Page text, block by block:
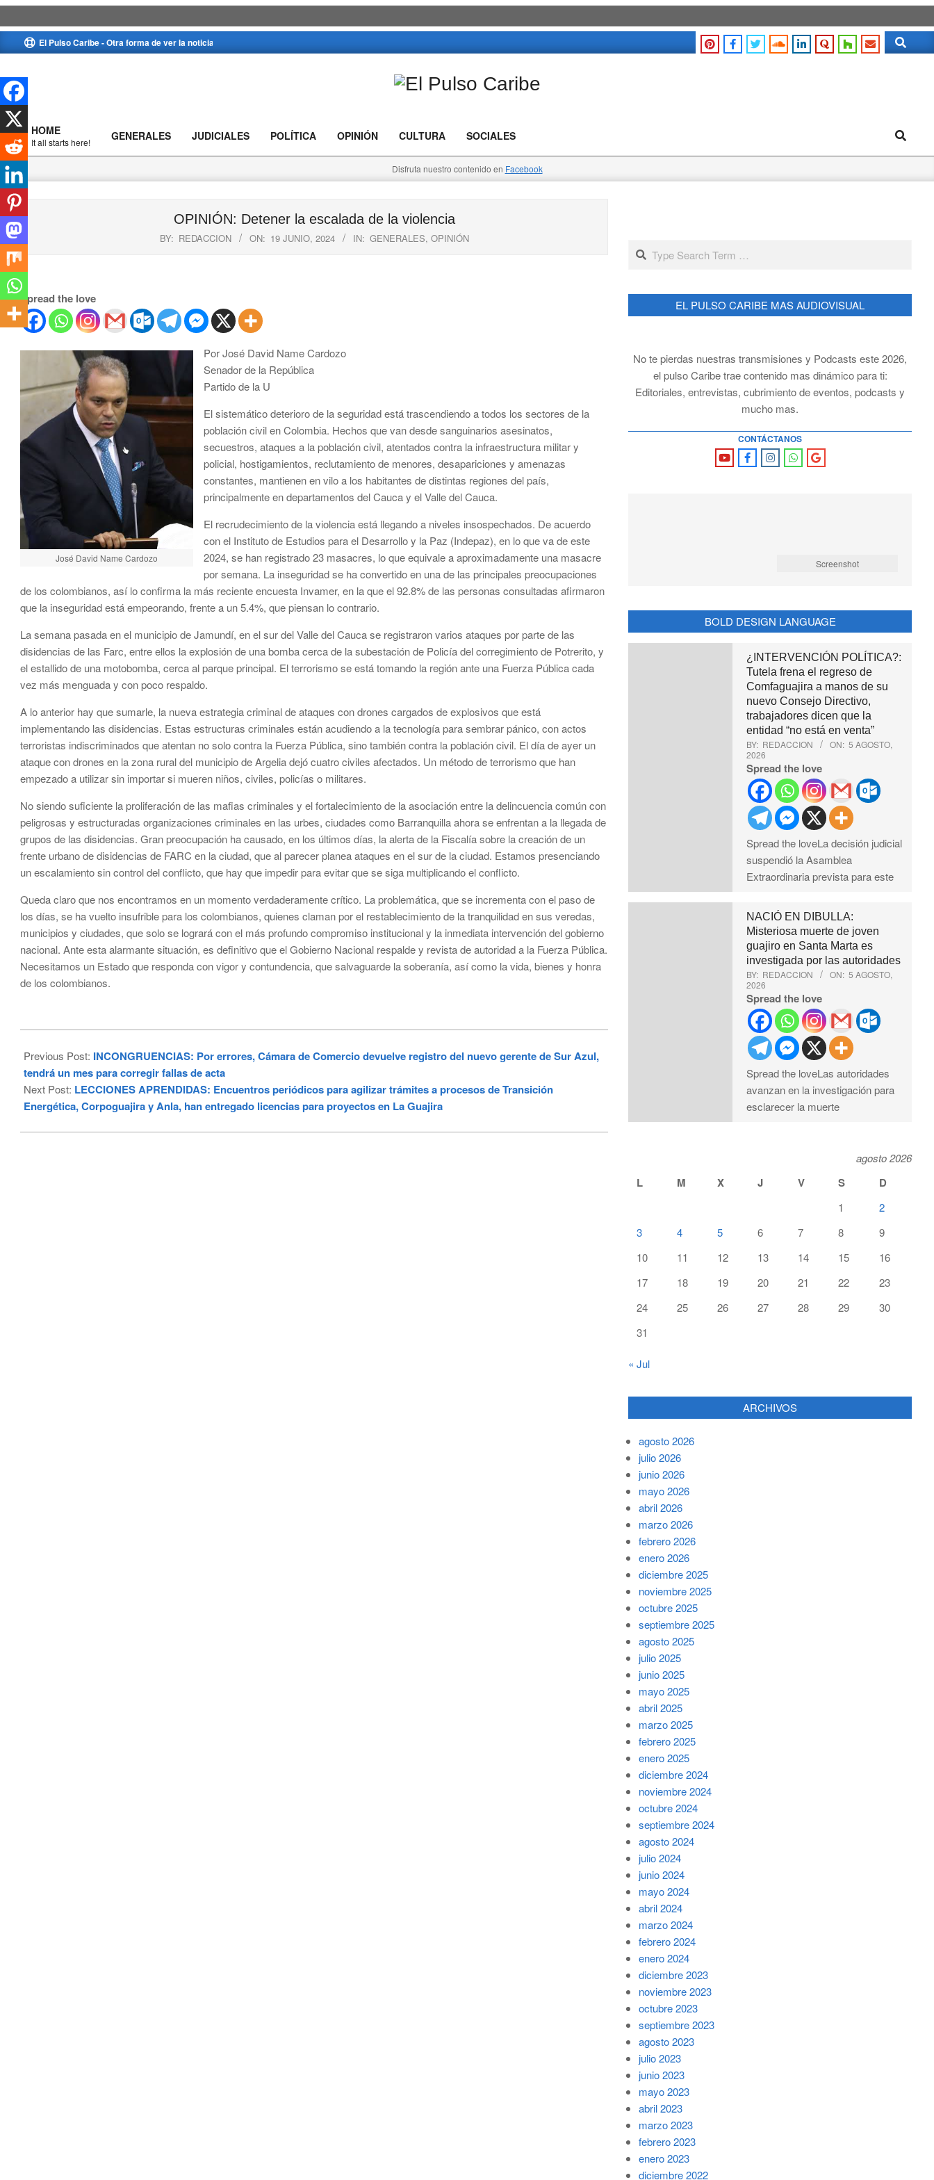
to
El Pulso Caribe - Otra forma de ver la noticia Search
Caribe
Primary
Navigation
Menu
HOME
It all starts here! GENERALES JUDICIALES POLÍTICA OPINIÓN CULTURA SOCIALES Search
Disfruta nuestro contenido en Facebook
OPINIÓN: Detener la escalada de la violencia
BY: REDACCION ON: 19 JUNIO, 2024 IN: GENERALES, OPINIÓN
Spread the love
José David Name Cardozo
Por José David Name Cardozo
Senador de la República
Partido de la U
El sistemático deterioro de la seguridad está trascendiendo a todos los sectores de la
población civil en Colombia. Hechos que van desde sanguinarios asesinatos,
secuestros, ataques a la población civil, atentados contra la infraestructura militar y
policial, hostigamientos, reclutamiento de menores, desapariciones y amenazas
constantes, mantienen en vilo a los habitantes de distintas regiones del país,
principalmente en departamentos del Cauca y el Valle del Cauca.
El recrudecimiento de la violencia está llegando a niveles insospechados. De acuerdo
con el Instituto de Estudios para el Desarrollo y la Paz (Indepaz), en lo que va de este
2024, se han registrado 23 masacres, lo que equivale a aproximadamente una masacre
por semana. La inseguridad se ha convertido en una de las principales preocupaciones
de los colombianos, así lo confirma la más reciente encuesta Invamer, en la que el 92.8% de las personas consultadas afirmaron
que la inseguridad está empeorando, frente a un 5.4%, que piensan lo contrario.
La semana pasada en el municipio de Jamundí, en el sur del Valle del Cauca se registraron varios ataques por parte de las
disidencias de las Farc, entre ellos la explosión de una bomba cerca de la subestación de Policía del corregimiento de Potrerito, y
el estallido de una motobomba, cerca al parque principal. El terrorismo se está tomando la región ante una Fuerza Pública cada
vez más menguada y con poco respaldo.
A lo anterior hay que sumarle, la nueva estrategia criminal de ataques con drones cargados de explosivos que está
implementando las disidencias. Estas estructuras criminales están acudiendo a la tecnología para sembrar pánico, con actos
terroristas indiscriminados que atentan no solo contra la Fuerza Pública, sino también contra la población civil. El día de ayer un
ataque con drones en la zona rural del municipio de Argelia dejó cuatro civiles afectados. Un método de terrorismo que han
empezado a utilizar sin importar si mueren niños, civiles, policías o militares.
No siendo suficiente la proliferación de las mafias criminales y el fortalecimiento de la asociación entre la delincuencia común con
peligrosas y estructuradas organizaciones criminales en las urbes, ciudades como Barranquilla ahora se enfrentan a la llegada de
grupos de las disidencias. Gran preocupación ha causado, en los últimos días, la alerta de la Fiscalía sobre la creación de un
frente urbano de disidencias de FARC en la ciudad, que al parecer planea ataques en el sur de la ciudad. Estamos presenciando
un escalamiento sin control del conflicto, que hay que impedir para evitar que se siga multiplicando el conflicto.
Queda claro que nos encontramos en un momento verdaderamente crítico. La problemática, que se incrementa con el paso de
los días, se ha vuelto insufrible para los colombianos, quienes claman por el restablecimiento de la tranquilidad en sus veredas,
municipios y ciudades, que solo se logrará con el más profundo compromiso institucional y la inmediata intervención del gobierno
nacional. Ante esta alarmante situación, es definitivo que el Gobierno Nacional respalde y revista de autoridad a la Fuerza Pública.
Necesitamos un Estado que responda con vigor y contundencia, que salvaguarde la soberanía, así como la vida, bienes y honra
de los colombianos.
06-
19
Previous Post: INCONGRUENCIAS: Por errores, Cámara de Comercio devuelve registro del nuevo gerente de Sur Azul,
tendrá un mes para corregir fallas de acta
Next Post: LECCIONES APRENDIDAS: Encuentros periódicos para agilizar trámites a procesos de Transición
Energética, Corpoguajira y Anla, han entregado licencias para proyectos en La Guajira
Search
EL PULSO CARIBE MAS AUDIOVISUAL
No te pierdas nuestras transmisiones y Podcasts este 2026,
el pulso Caribe trae contenido mas dinámico para ti:
Editoriales, entrevistas, cubrimiento de eventos, podcasts y
mucho mas.
CONTÁCTANOS
Screenshot
BOLD DESIGN LANGUAGE
¿INTERVENCIÓN POLÍTICA?:
Tutela frena el regreso de
Comfaguajira a manos de su
nuevo Consejo Directivo,
trabajadores dicen que la
entidad “no está en venta”
BY: REDACCION ON: 5 AGOSTO,
2026
Spread the love
Spread the loveLa decisión judicial
suspendió la Asamblea
Extraordinaria prevista para este
NACIÓ EN DIBULLA:
Misteriosa muerte de joven
guajiro en Santa Marta es
investigada por las autoridades
BY: REDACCION ON: 5 AGOSTO,
2026
Spread the love
Spread the loveLas autoridades
avanzan en la investigación para
esclarecer la muerte
agosto 2026
L M X J V S D
1
2
3
4 5 6 7 8
9
10
11 12 13 14 15
16
17
18 19 20 21 22
23
24
25 26 27 28 29
30
31
« Jul
ARCHIVOS
agosto 2026
julio 2026
junio 2026
mayo 2026
abril 2026
marzo 2026
febrero 2026
enero 2026
diciembre 2025
noviembre 2025
octubre 2025
septiembre 2025
agosto 2025
julio 2025
junio 2025
mayo 2025
abril 2025
marzo 2025
febrero 2025
enero 2025
diciembre 2024
noviembre 2024
octubre 2024
septiembre 2024
agosto 2024
julio 2024
junio 2024
mayo 2024
abril 2024
marzo 2024
febrero 2024
enero 2024
diciembre 2023
noviembre 2023
octubre 2023
septiembre 2023
agosto 2023
julio 2023
junio 2023
mayo 2023
abril 2023
marzo 2023
febrero 2023
enero 2023
diciembre 2022